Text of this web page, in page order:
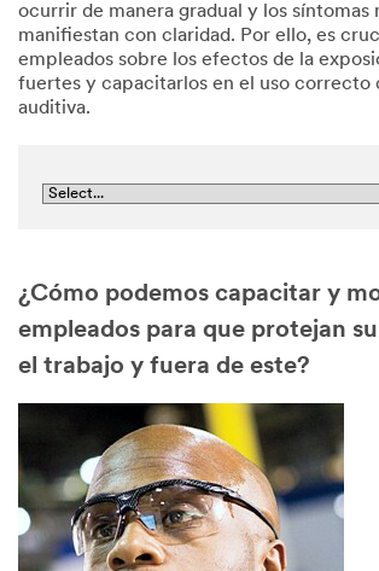
ocurrir de manera gradual y los síntomas
manifiestan con claridad. Por ello, es
empleados sobre los efectos de la
fuertes y capacitarlos en el uso correcto
auditiva.
¿Cómo podemos capacitar y
empleados para que protejan
el trabajo y fuera de este?